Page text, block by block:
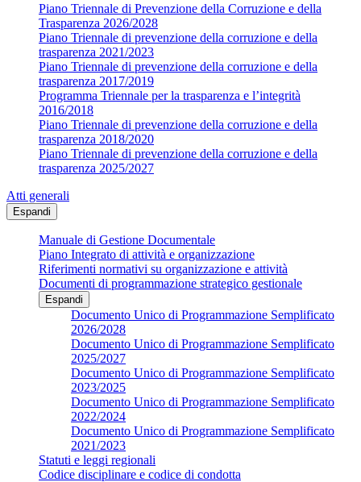
Piano Triennale di Prevenzione della Corruzione e della
Trasparenza 2026/2028
Piano Triennale di prevenzione della corruzione e della
trasparenza 2021/2023
Piano Triennale di prevenzione della corruzione e della
trasparenza 2017/2019
Programma Triennale per la trasparenza e l’integrità
2016/2018
Piano Triennale di prevenzione della corruzione e della
trasparenza 2018/2020
Piano Triennale di prevenzione della corruzione e della
trasparenza 2025/2027
Atti generali
Espandi
Manuale di Gestione Documentale
Piano Integrato di attività e organizzazione
Riferimenti normativi su organizzazione e attività
Documenti di programmazione strategico gestionale
Espandi
Documento Unico di Programmazione Semplificato
2026/2028
Documento Unico di Programmazione Semplificato
2025/2027
Documento Unico di Programmazione Semplificato
2023/2025
Documento Unico di Programmazione Semplificato
2022/2024
Documento Unico di Programmazione Semplificato
2021/2023
Statuti e leggi regionali
Codice disciplinare e codice di condotta